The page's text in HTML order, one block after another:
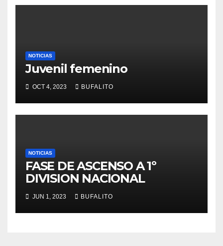
NOTICIAS
Juvenil femenino
OCT 4, 2023 BUFALITO
NOTICIAS
FASE DE ASCENSO A 1º
DIVISION NACIONAL
JUN 1, 2023 BUFALITO